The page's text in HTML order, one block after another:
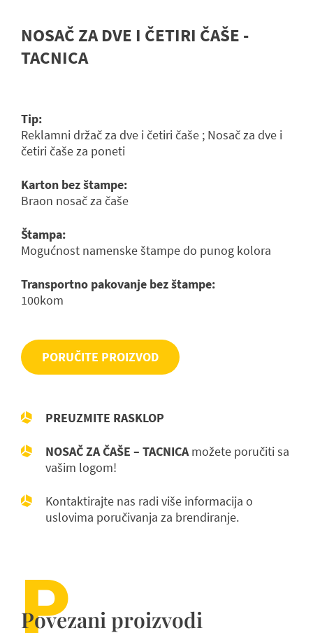
NOSAČ ZA DVE I ČETIRI ČAŠE -
TACNICA
Tip:
Reklamni držač za dve i četiri čaše ; Nosač za dve i
četiri čaše za poneti
Karton bez štampe:
Braon nosač za čaše
Štampa:
Mogućnost namenske štampe do punog kolora
Transportno pakovanje bez štampe:
100kom
PORUČITE PROIZVOD
PREUZMITE RASKLOP
NOSAČ ZA ČAŠE – TACNICAmožete poručiti sa
vašim logom!
Kontaktirajte nas radi više informacija o
uslovima poručivanja za brendiranje.
P
Povezani proizvodi